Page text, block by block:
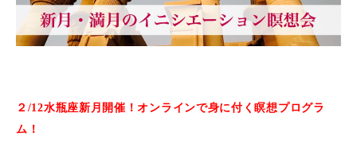
２/12水瓶座新月開催！オンラインで身に付く瞑想プログラ
ム！